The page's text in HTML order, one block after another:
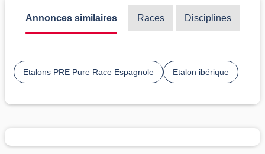
Annonces similaires Races Disciplines
Etalons PRE Pure Race Espagnole Etalon ibérique